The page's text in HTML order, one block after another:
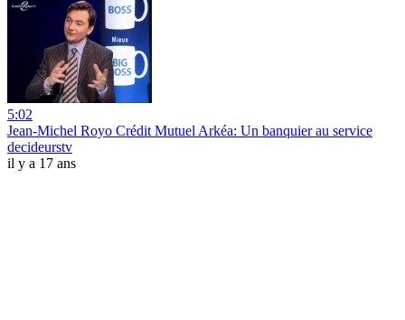
5:02
Jean-Michel Royo Crédit Mutuel Arkéa: Un banquier au service
decideurstv
il y a 17 ans